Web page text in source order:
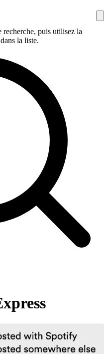
recherche, puis utilisez la
la liste.